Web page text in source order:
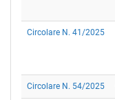
Circolare N. 41/2025
Circolare N. 54/2025